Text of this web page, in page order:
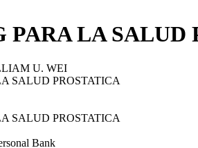
PARA LA SALUD
U. WEI